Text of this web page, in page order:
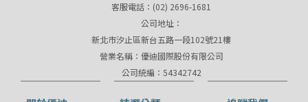
客服電話：(02) 2696-1681
公司地址：
新北市汐止區新台五路一段102號21樓
營業名稱：優迪國際股份有限公司
公司統編：54342742